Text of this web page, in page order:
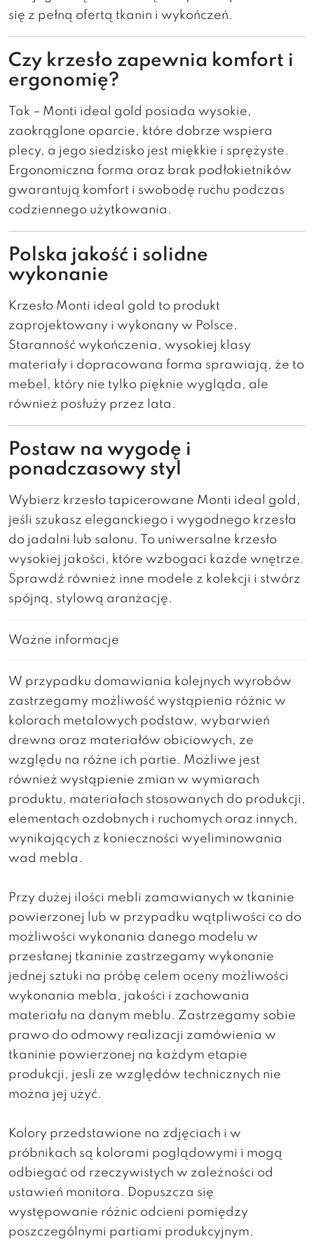
się z pełną ofertą tkanin i wykończeń.
Czy krzesło zapewnia komfort i
ergonomię?
Tak – Monti ideal gold posiada wysokie,
zaokrąglone oparcie, które dobrze wspiera
plecy, a jego siedzisko jest miękkie i sprężyste.
Ergonomiczna forma oraz brak podłokietników
gwarantują komfort i swobodę ruchu podczas
codziennego użytkowania.
Polska jakość i solidne
wykonanie
Krzesło Monti ideal gold to produkt
zaprojektowany i wykonany w Polsce.
Staranność wykończenia, wysokiej klasy
materiały i dopracowana forma sprawiają, że to
mebel, który nie tylko pięknie wygląda, ale
również posłuży przez lata.
Postaw na wygodę i
ponadczasowy styl
Wybierz krzesło tapicerowane Monti ideal gold,
jeśli szukasz eleganckiego i wygodnego krzesła
do jadalni lub salonu. To uniwersalne krzesło
wysokiej jakości, które wzbogaci każde wnętrze.
Sprawdź również inne modele z kolekcji i stwórz
spójną, stylową aranżację.
Ważne informacje
W przypadku domawiania kolejnych wyrobów
zastrzegamy możliwość wystąpienia różnic w
kolorach metalowych podstaw, wybarwień
drewna oraz materiałów obiciowych, ze
względu na różne ich partie. Możliwe jest
również wystąpienie zmian w wymiarach
produktu, materiałach stosowanych do produkcji,
elementach ozdobnych i ruchomych oraz innych,
wynikających z konieczności wyeliminowania
wad mebla.
Przy dużej ilości mebli zamawianych w tkaninie
powierzonej lub w przypadku wątpliwości co do
możliwości wykonania danego modelu w
przesłanej tkaninie zastrzegamy wykonanie
jednej sztuki na próbę celem oceny możliwości
wykonania mebla, jakości i zachowania
materiału na danym meblu. Zastrzegamy sobie
prawo do odmowy realizacji zamówienia w
tkaninie powierzonej na każdym etapie
produkcji, jesli ze względów technicznych nie
można jej użyć.
Kolory przedstawione na zdjęciach i w
próbnikach są kolorami poglądowymi i mogą
odbiegać od rzeczywistych w zależności od
ustawień monitora. Dopuszcza się
występowanie różnic odcieni pomiędzy
poszczególnymi partiami produkcyjnym.